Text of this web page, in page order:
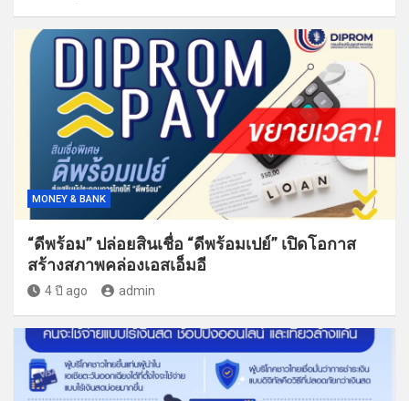
MONEY & BANK
“ดีพร้อม” ปล่อยสินเชื่อ “ดีพร้อมเปย์” เปิดโอกาส
สร้างสภาพคล่องเอสเอ็มอี
4 ปี ago admin